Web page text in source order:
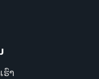
ຮົາ